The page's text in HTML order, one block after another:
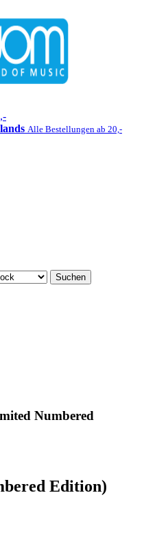
Alle Bestellungen ab 20,-
Suchen
Numbered
Edition)